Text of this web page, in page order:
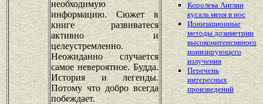
необходимую
информацию. Сюжет в
книге развиватеся
активно и
целеустремленно.
Неожиданно случается
самое невероятное. Будда.
История и легенды.
Потому что добро всегда
побеждает.
Королева Англии
кусала меня в нос
Ионизационные
методы дозиметрии
высокоинтенсивного
ионизирующего
излучения
Перечень
интересных
произведений